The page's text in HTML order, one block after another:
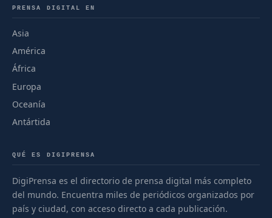
PRENSA DIGITAL EN
Asia
América
África
Europa
Oceanía
Antártida
QUÉ ES DIGIPRENSA
DigiPrensa es el directorio de prensa digital más completo
del mundo. Encuentra miles de periódicos organizados por
país y ciudad, con acceso directo a cada publicación.